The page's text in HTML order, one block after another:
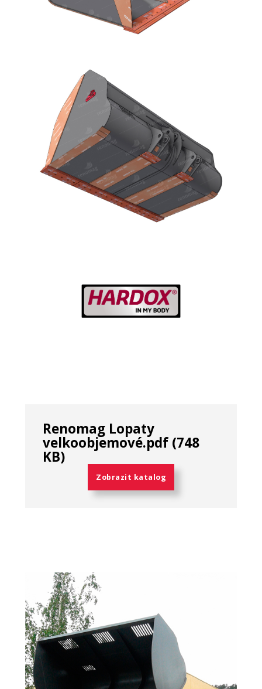
Renomag Lopaty
velkoobjemové.pdf (748
KB)
Zobrazit katalog